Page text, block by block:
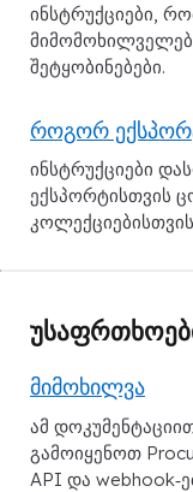
ინსტრუქციები,
შეტყობინებები.
როგორ
ინსტრუქციები
ექსპორტისთვის
მიმოხილვა
ამ
გამოიყენოთ
API და